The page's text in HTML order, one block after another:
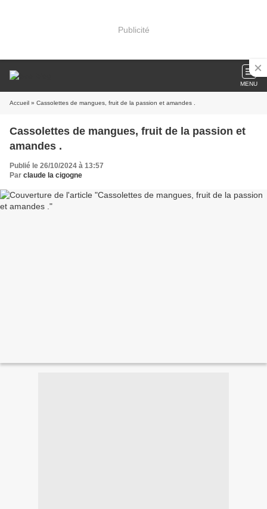
Publicité
MENU
Accueil » Cassolettes de mangues, fruit de la passion et amandes .
Cassolettes de mangues, fruit de la passion et
amandes .
Publié le 26/10/2024 à 13:57
Par claude la cigogne